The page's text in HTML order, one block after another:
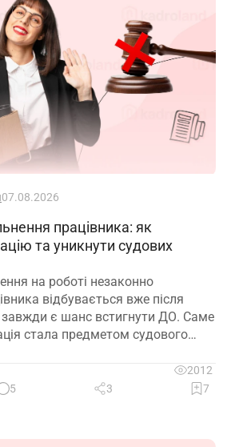
07.08.2026
працівника: як
та уникнути судових
на роботі незаконно
відбувається вже після
завжди є шанс встигнути ДО. Саме
стала предметом судового
виданий наказ про звільнення.
2012
5
3 7